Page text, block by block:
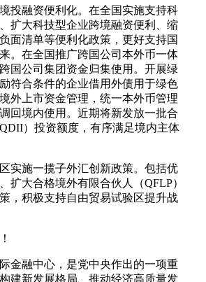
投融资便利化。在全国实施支持科
扩大科技型企业跨境融资便利、缩
面清单等便利化政策，更好支持国
。在全国推广跨国公司本外币一体
国公司集团资金归集使用。开展绿
符合条件的企业借用外债用于绿色
外上市资金管理，统一本外币管理
回境内使用。近期将新发放一批合
）投资额度，有序满足境内主体
实施一揽子外汇创新政策。包括优
扩大合格境外有限合伙人（QFLP）
，积极支持自由贸易试验区提升战
金融中心，是党中央作出的一项重
建新发展格局、推动经济高质量发